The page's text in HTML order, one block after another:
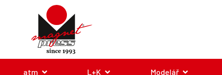
atm L+K Modelář